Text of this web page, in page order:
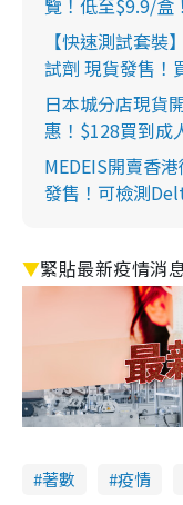
覽！低至$9.9/
【快速測試套
試劑 現貨發售！
日本城分店現貨
惠！$128買到成
MEDEIS開賣香
發售！可檢測
▼緊貼最新疫情消
著數 疫情